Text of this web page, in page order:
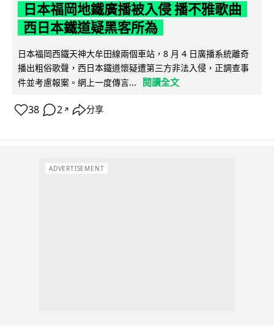
日本福岡地鐵廣播被入侵 播不雅歌曲
西日本鐵道疑黑客所為
日本福岡西鐵天神大牟田線兩個車站，8 月 4 日廣播系統離奇
播出粗俗歌聲，西日本鐵道懷疑遭第三方非法入侵，正調查事
件並考慮報案。網上一度傳言...
閱讀全文
38 2 ↗ 分享
ADVERTISEMENT